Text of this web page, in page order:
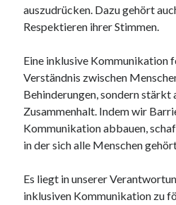
auszudrücken. Dazu gehört
Respektieren ihrer Stimmen.
Eine inklusive Kommunikation
Verständnis zwischen
Behinderungen, sondern stärkt
Zusammenhalt. Indem wir
Kommunikation abbauen,
in der sich alle Menschen
Es liegt in unserer
inklusiven Kommunikation zu